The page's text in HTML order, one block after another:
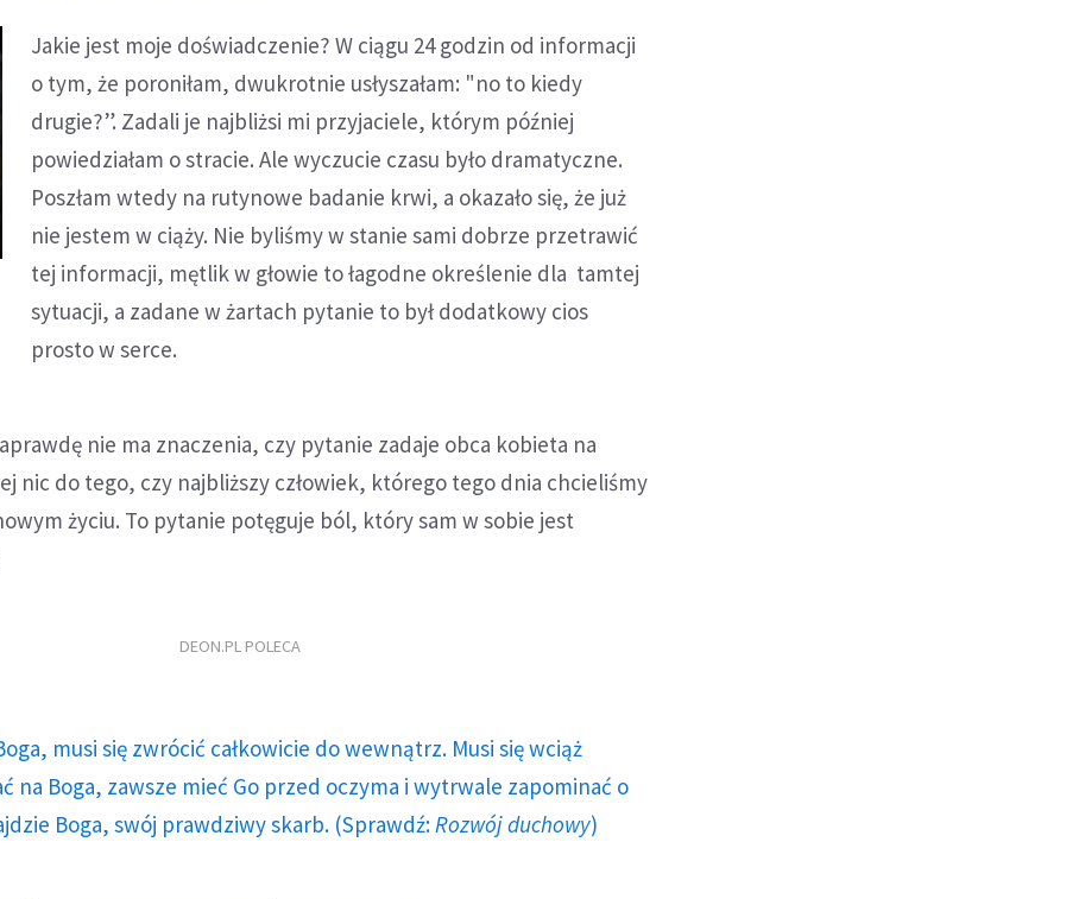
Jakie jest moje doświadczenie? W ciągu 24 godzin od informacji
o tym, że poroniłam, dwukrotnie usłyszałam: "no to kiedy
drugie?”. Zadali je najbliżsi mi przyjaciele, którym później
powiedziałam o stracie. Ale wyczucie czasu było dramatyczne.
Poszłam wtedy na rutynowe badanie krwi, a okazało się, że już
nie jestem w ciąży. Nie byliśmy w stanie sami dobrze przetrawić
tej informacji, mętlik w głowie to łagodne określenie dla tamtej
sytuacji, a zadane w żartach pytanie to był dodatkowy cios
prosto w serce.
nie ma znaczenia, czy pytanie zadaje obca kobieta na
nic do tego, czy najbliższy człowiek, którego tego dnia chcieliśmy
życiu. To pytanie potęguje ból, który sam w sobie jest
DEON.PL POLECA
musi się zwrócić całkowicie do wewnątrz. Musi się wciąż
na Boga, zawsze mieć Go przed oczyma i wytrwale zapominać o
Boga, swój prawdziwy skarb. (Sprawdź: Rozwój duchowy)